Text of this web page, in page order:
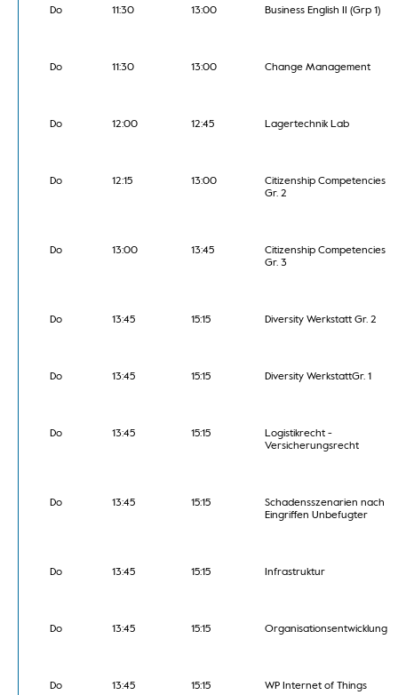
Do 11:30 13:00 Business English II (Grp 1)
Do 11:30 13:00 Change Management
Do 12:00 12:45 Lagertechnik Lab
Do 12:15 13:00
Citizenship Competencies
Gr. 2
Do 13:00 13:45
Citizenship Competencies
Gr. 3
Do 13:45 15:15 Diversity Werkstatt Gr. 2
Do 13:45 15:15 Diversity WerkstattGr. 1
Do 13:45 15:15
Logistikrecht -
Versicherungsrecht
Do 13:45 15:15
Schadensszenarien nach
Eingriffen Unbefugter
Do 13:45 15:15 Infrastruktur
Do 13:45 15:15 Organisationsentwicklung
Do 13:45 15:15 WP Internet of Things